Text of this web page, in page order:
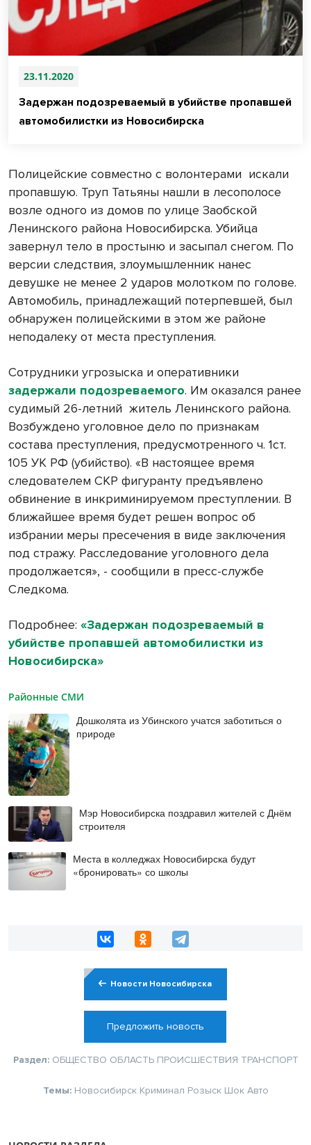
23.11.2020
Задержан подозреваемый в убийстве пропавшей
автомобилистки из Новосибирска
Полицейские совместно с волонтерами искали
пропавшую. Труп Татьяны нашли в лесополосе
возле одного из домов по улице Заобской
Ленинского района Новосибирска. Убийца
завернул тело в простыню и засыпал снегом. По
версии следствия, злоумышленник нанес
девушке не менее 2 ударов молотком по голове.
Автомобиль, принадлежащий потерпевшей, был
обнаружен полицейскими в этом же районе
неподалеку от места преступления.
Сотрудники угрозыска и оперативники
задержали подозреваемого. Им оказался ранее
судимый 26-летний житель Ленинского района.
Возбуждено уголовное дело по признакам
состава преступления, предусмотренного ч. 1ст.
105 УК РФ (убийство). «В настоящее время
следователем СКР фигуранту предъявлено
обвинение в инкриминируемом преступлении. В
ближайшее время будет решен вопрос об
избрании меры пресечения в виде заключения
под стражу. Расследование уголовного дела
продолжается», - сообщили в пресс-службе
Следкома.
Подробнее: «Задержан подозреваемый в
убийстве пропавшей автомобилистки из
Новосибирска»
Районные СМИ
Дошколята из Убинского учатся заботиться о
природе
Мэр Новосибирска поздравил жителей с Днём
строителя
Места в колледжах Новосибирска будут
«бронировать» со школы
Новости Новосибирска
Предложить новость
Раздел: ОБЩЕСТВО ОБЛАСТЬ ПРОИСШЕСТВИЯ ТРАНСПОРТ
Темы: Новосибирск Криминал Розыск Шок Авто